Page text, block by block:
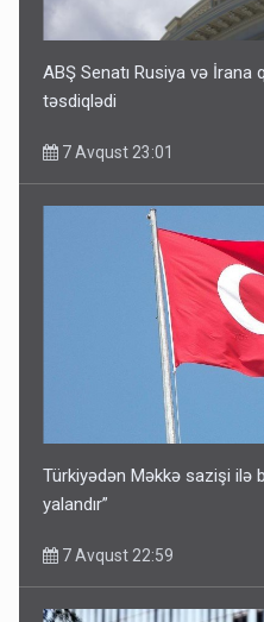
ABŞ Senatı Rusiya və İrana
təsdiqlədi
7 Avqust 23:01
Türkiyədən Məkkə sazişi ilə
yalandır”
7 Avqust 22:59